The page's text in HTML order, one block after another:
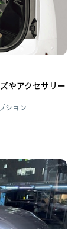
やアクセサリー
ション